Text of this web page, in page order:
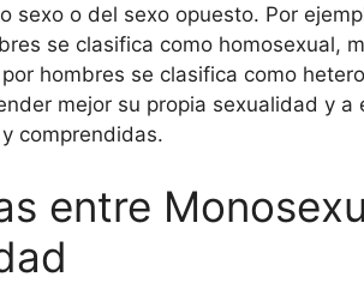
sexo o del sexo opuesto. Por
se clasifica como homosexual,
hombres se clasifica como
mejor su propia sexualidad y
comprendidas.
entre